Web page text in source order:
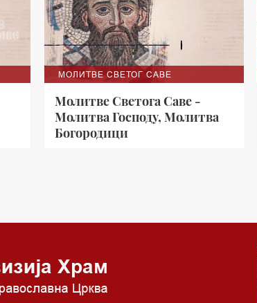
МОЛИТВЕ СВЕТОГ САВЕ
Молитве Светога Саве -
Молитва Господу, Молитва
Богородици